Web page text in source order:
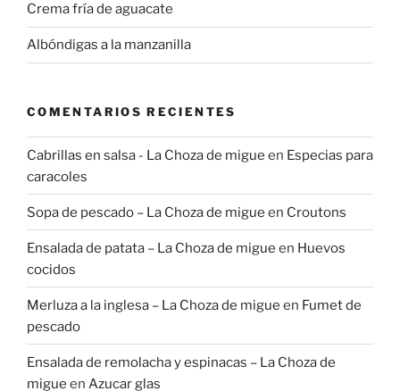
Crema fría de aguacate
Albóndigas a la manzanilla
COMENTARIOS RECIENTES
Cabrillas en salsa - La Choza de migue en Especias para
caracoles
Sopa de pescado – La Choza de migue en Croutons
Ensalada de patata – La Choza de migue en Huevos
cocidos
Merluza a la inglesa – La Choza de migue en Fumet de
pescado
Ensalada de remolacha y espinacas – La Choza de
migue en Azucar glas